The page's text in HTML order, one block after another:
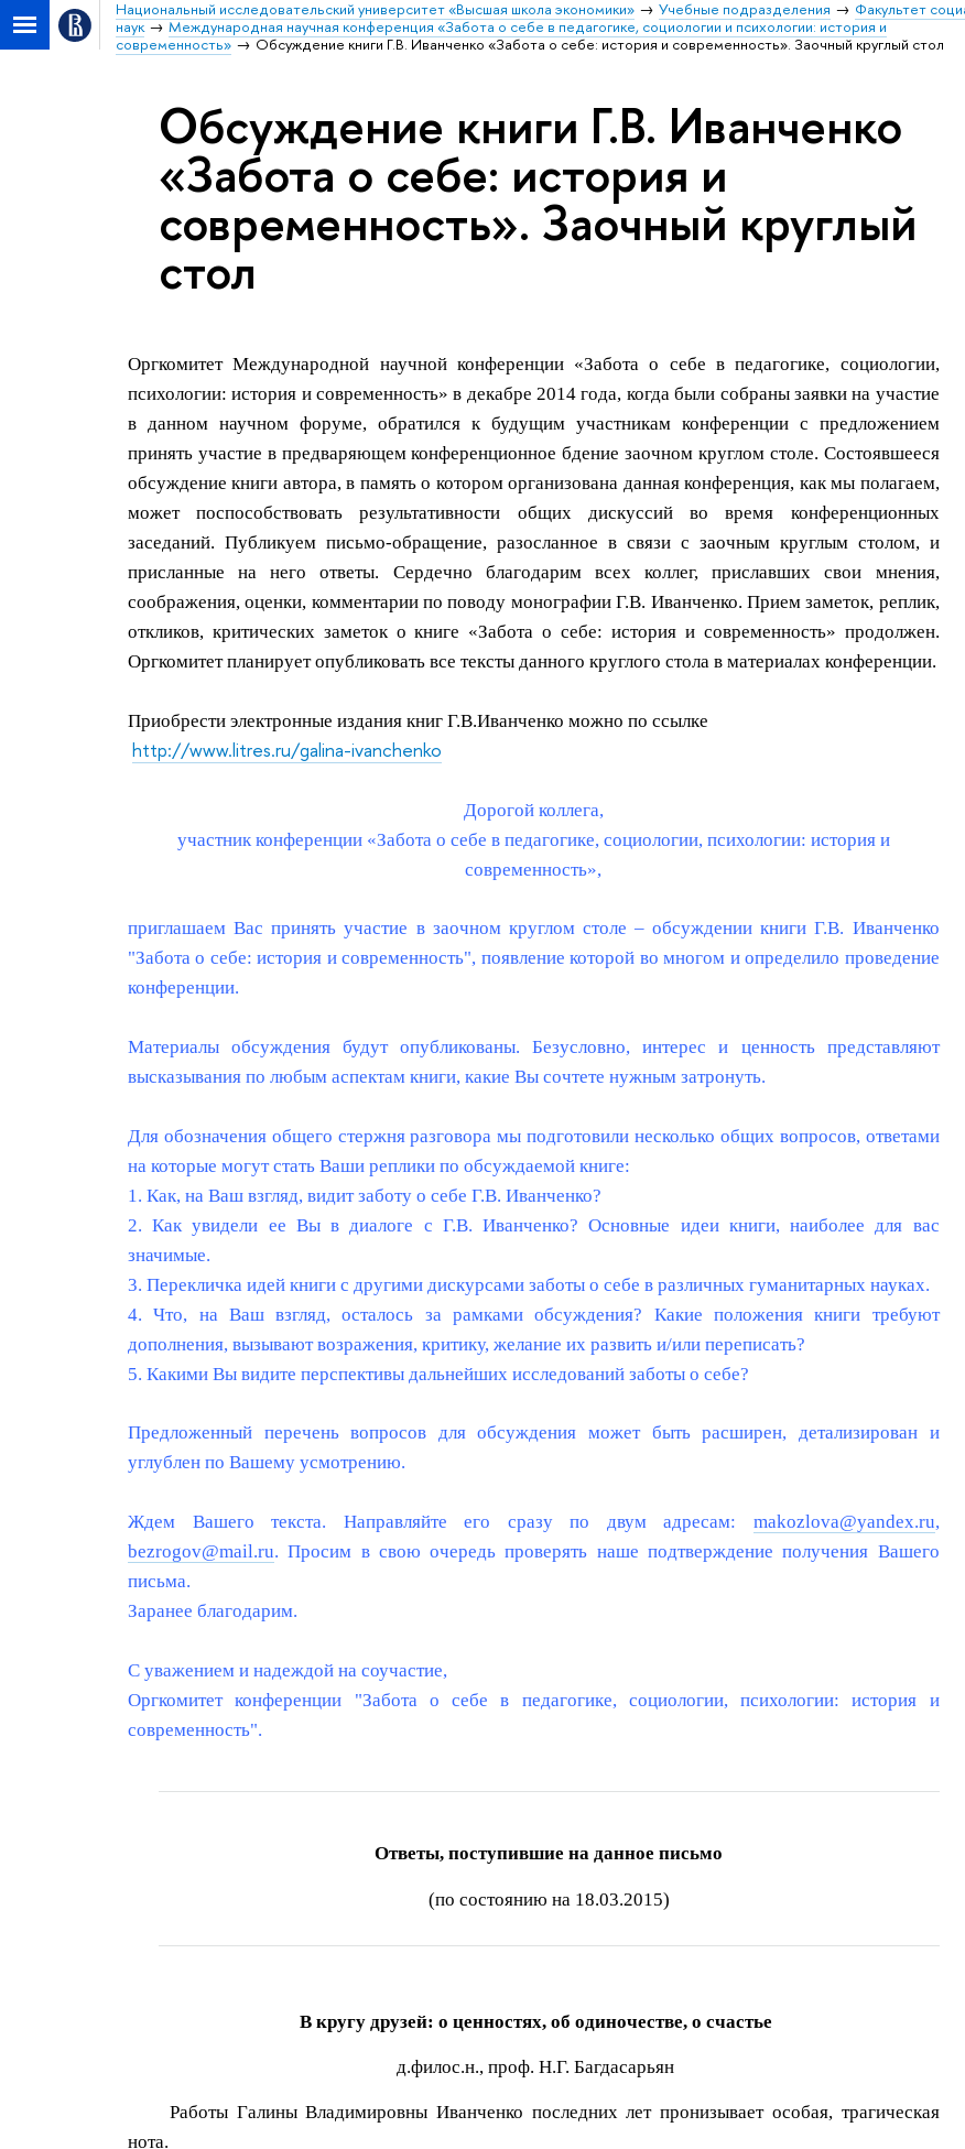
Национальный исследовательский университет «Высшая школа экономики» Учебные подразделения
Факультет
наук
Международная научная конференция «Забота о себе в педагогике, социологии и психологии: история и
современность»
Обсуждение книги Г.В. Иванченко «Забота о себе: история и современность». Заочный круглый стол
Обсуждение книги Г.В. Иванченко
«Забота о себе: история и
современность». Заочный круглый
стол
Оргкомитет Международной научной конференции «Забота о себе в педагогике, социологии,
психологии: история и современность» в декабре 2014 года, когда были собраны заявки на участие
в данном научном форуме, обратился к будущим участникам конференции с предложением
принять участие в предваряющем конференционное бдение заочном круглом столе. Состоявшееся
обсуждение книги автора, в память о котором организована данная конференция, как мы полагаем,
может поспособствовать результативности общих дискуссий во время конференционных
заседаний. Публикуем письмо-обращение, разосланное в связи с заочным круглым столом, и
присланные на него ответы. Сердечно благодарим всех коллег, приславших свои мнения,
соображения, оценки, комментарии по поводу монографии Г.В. Иванченко. Прием заметок, реплик,
откликов, критических заметок о книге «Забота о себе: история и современность» продолжен.
Оргкомитет планирует опубликовать все тексты данного круглого стола в материалах конференции.
Приобрести электронные издания книг Г.В.Иванченко можно по ссылке
http://www.litres.ru/galina-ivanchenko
Дорогой коллега,
участник конференции «Забота о себе в педагогике, социологии, психологии: история и
современность»,
приглашаем Вас принять участие в заочном круглом столе – обсуждении книги Г.В. Иванченко
"Забота о себе: история и современность", появление которой во многом и определило проведение
конференции.
Материалы обсуждения будут опубликованы. Безусловно, интерес и ценность представляют
высказывания по любым аспектам книги, какие Вы сочтете нужным затронуть.
Для обозначения общего стержня разговора мы подготовили несколько общих вопросов, ответами
на которые могут стать Ваши реплики по обсуждаемой книге:
1. Как, на Ваш взгляд, видит заботу о себе Г.В. Иванченко?
2. Как увидели ее Вы в диалоге с Г.В. Иванченко? Основные идеи книги, наиболее для вас
значимые.
3. Перекличка идей книги с другими дискурсами заботы о себе в различных гуманитарных науках.
4. Что, на Ваш взгляд, осталось за рамками обсуждения? Какие положения книги требуют
дополнения, вызывают возражения, критику, желание их развить и/или переписать?
5. Какими Вы видите перспективы дальнейших исследований заботы о себе?
Предложенный перечень вопросов для обсуждения может быть расширен, детализирован и
углублен по Вашему усмотрению.
Ждем Вашего текста. Направляйте его сразу по двум адресам: makozlova@yandex.ru,
bezrogov@mail.ru. Просим в свою очередь проверять наше подтверждение получения Вашего
письма.
Заранее благодарим.
С уважением и надеждой на соучастие,
Оргкомитет конференции "Забота о себе в педагогике, социологии, психологии: история и
современность".
Ответы, поступившие на данное письмо
(по состоянию на 18.03.2015)
В кругу друзей: о ценностях, об одиночестве, о счастье
д.филос.н., проф. Н.Г. Багдасарьян
Работы Галины Владимировны Иванченко последних лет пронизывает особая, трагическая
нота.